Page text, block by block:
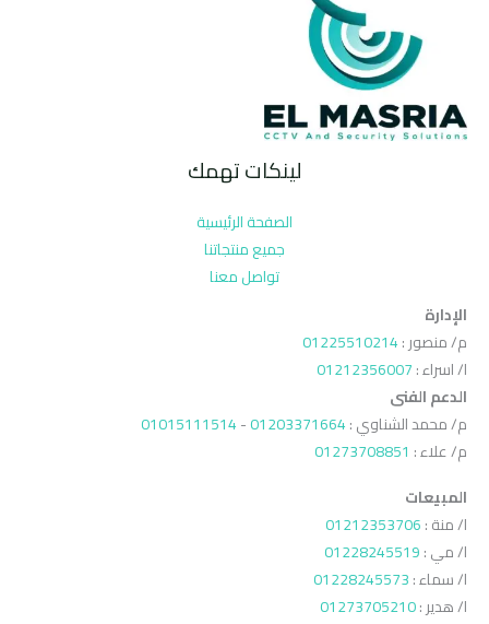
لينكات تهمك
الصفحة الرئيسية
جميع منتجاتنا
تواصل معنا
الإدارة
م/ منصور :01225510214
ا/ اسراء :01212356007
الدعم الفنى
م/ محمد الشناوي :01203371664
-
01015111514
م/ علاء : 01273708851
المبيعات
ا/ منة :01212353706
ا/ مي :01228245519
ا/ سماء :01228245573
ا/ هدير :01273705210